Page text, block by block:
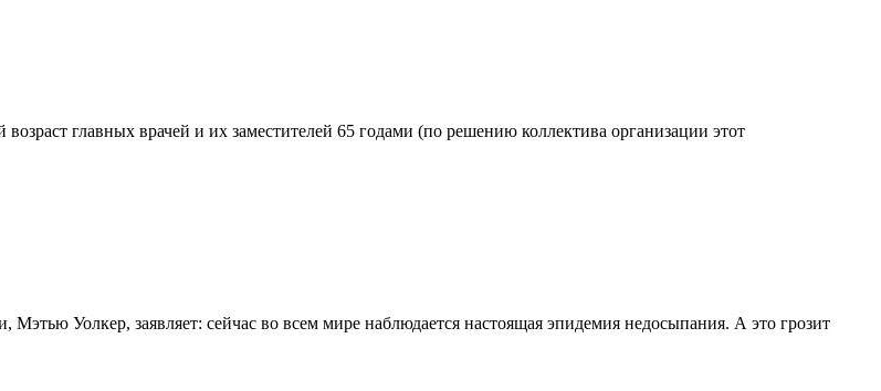
главных врачей и их заместителей 65 годами (по решению коллектива организации этот
Уолкер, заявляет: сейчас во всем мире наблюдается настоящая эпидемия недосыпания. А это грозит